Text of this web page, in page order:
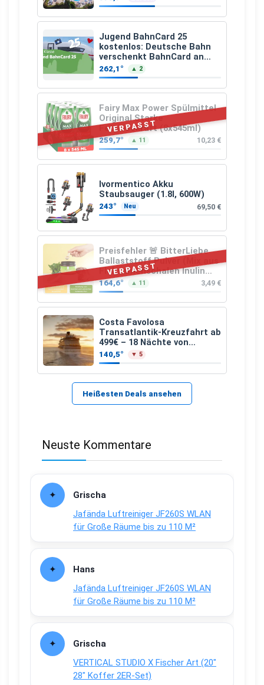
Jugend BahnCard 25
kostenlos: Deutsche Bahn
verschenkt BahnCard an
Kinder und Jugendliche
262,1° ▲ 2
VERPASST
Fairy Max Power Spülmittel
Original Starke
Fettlösekraft (8x545ml)
259,7° ▲ 11 10,23 €
Ivormentico Akku
Staubsauger (1.8l, 600W)
243° Neu 69,50 €
VERPASST
Preisfehler 🚨 BitterLiebe
Ballaststoff Pulver (Mix aus
Flohsamenschalen Inulin
(Präbiotika) Leinsamen &
Apfelfaser)
164,6° ▲ 11 3,49 €
Costa Favolosa
Transatlantik-Kreuzfahrt ab
499€ – 18 Nächte von
Hamburg nach Guadeloupe
140,5° ▼ 5
Heißesten Deals ansehen
Neuste Kommentare
Grischa
Jafända Luftreiniger JF260S WLAN
für Große Räume bis zu 110 M²
Hans
Jafända Luftreiniger JF260S WLAN
für Große Räume bis zu 110 M²
Grischa
VERTICAL STUDIO X Fischer Art (20″
28″ Koffer 2ER-Set)